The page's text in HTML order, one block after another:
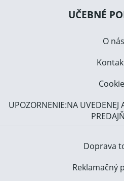
UČEBNÉ
O nás
UPOZORNENIE:NA UVEDENEJ
Doprava
Reklamačný